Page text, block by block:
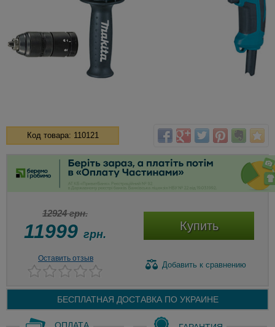
Код товара: 110121
12924 грн.
11999 грн.
Купить
Оставить отзыв
Добавить к сравнению
БЕСПЛАТНАЯ ДОСТАВКА ПО УКРАИНЕ
ОПЛАТА